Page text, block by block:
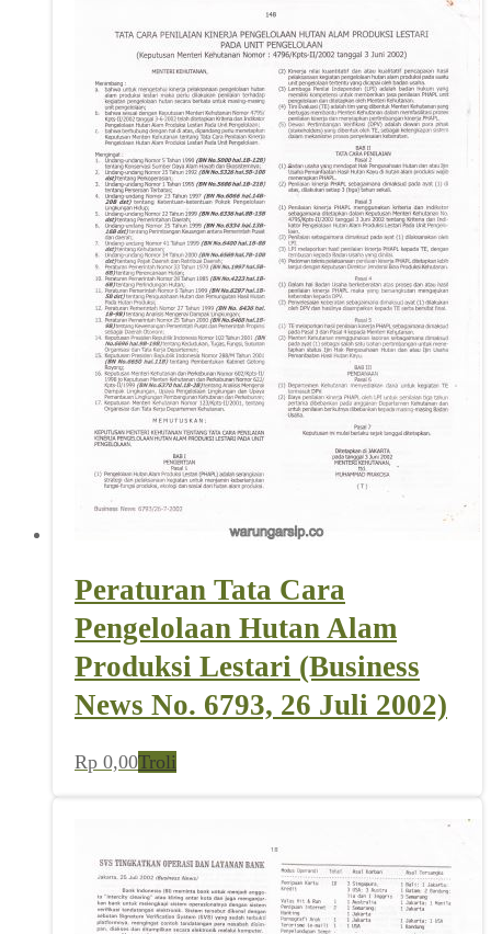
Peraturan Tata Cara
Pengelolaan Hutan Alam
Produksi Lestari (Business
News No. 6793, 26 Juli 2002)
Rp 0,00Troli